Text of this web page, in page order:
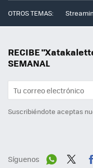
OTROS TEMAS:
RECIBE
SEMANAL
Suscribiéndote aceptas
Síguenos